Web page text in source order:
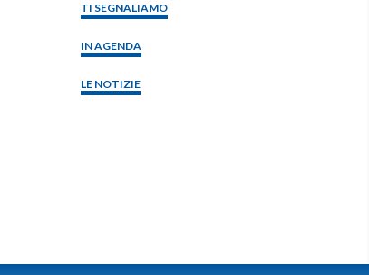
TI SEGNALIAMO
IN AGENDA
LE NOTIZIE